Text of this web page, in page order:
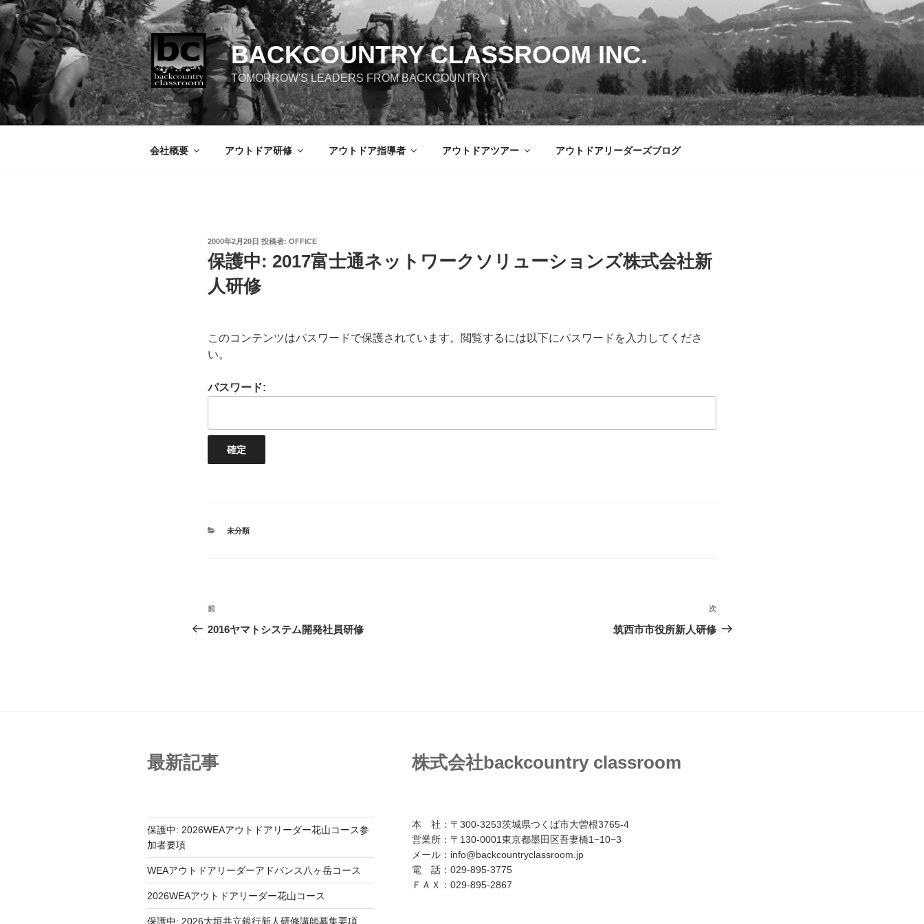
コ
ン
ン
ツ
へ
ス
キ
BACKCOUNTRY CLASSROOM INC.
TOMORROW'S LEADERS FROM BACKCOUNTRY
会社概要 アウトドア研修 アウトドア指導者 アウトドアツアー アウトドアリーダーズブログ
投
稿
日:
2000年2月20日 投稿者: OFFICE
保護中: 2017富士通ネットワークソリューションズ株式会社新
人研修
このコンテンツはパスワードで保護されています。閲覧するには以下にパスワードを入力してくださ
い。
パスワード:
カ
未分類
投
稿
シ
ョ
前
の
前
2016ヤマトシステム開発社員研修
次
の
次
筑西市市役所新人研修
最新記事
保護中: 2026WEAアウトドアリーダー花山コース参
加者要項
WEAアウトドアリーダーアドバンス八ヶ岳コース
2026WEAアウトドアリーダー花山コース
保護中: 2026大垣共立銀行新人研修講師募集要項
株式会社backcountry classroom
本 社：〒300-3253茨城県つくば市大曽根3765-4
営業所：〒130-0001東京都墨田区吾妻橋1−10−3
メール：info@backcountryclassroom.jp
電 話：029-895-3775
ＦＡＸ：029-895-2867